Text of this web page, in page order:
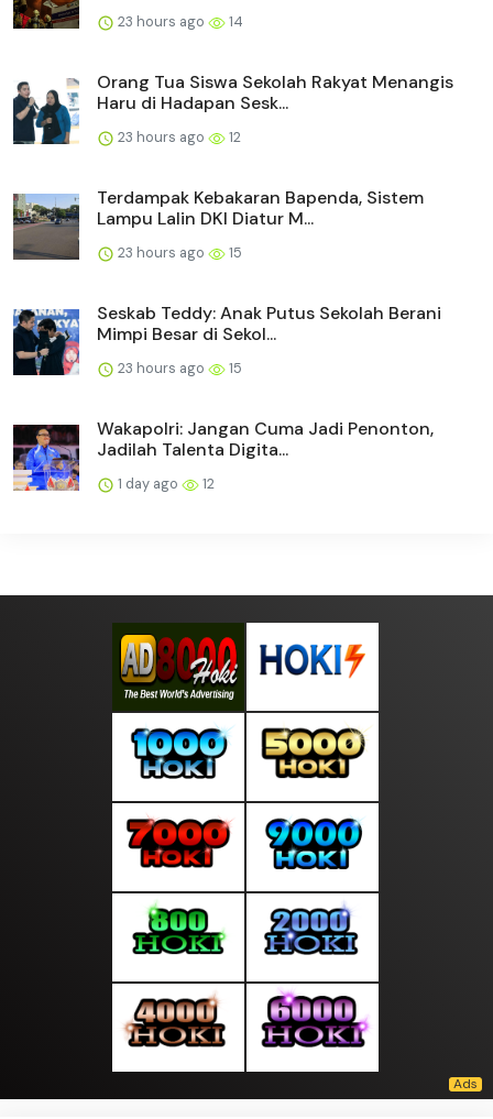
23 hours ago 14
Orang Tua Siswa Sekolah Rakyat Menangis
Haru di Hadapan Sesk...
23 hours ago 12
Terdampak Kebakaran Bapenda, Sistem
Lampu Lalin DKI Diatur M...
23 hours ago 15
Seskab Teddy: Anak Putus Sekolah Berani
Mimpi Besar di Sekol...
23 hours ago 15
Wakapolri: Jangan Cuma Jadi Penonton,
Jadilah Talenta Digita...
1 day ago 12